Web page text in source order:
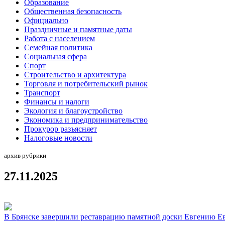
Образование
Общественная безопасность
Официально
Праздничные и памятные даты
Работа с населением
Семейная политика
Социальная сфера
Спорт
Строительство и архитектура
Торговля и потребительский рынок
Транспорт
Финансы и налоги
Экология и благоустройство
Экономика и предпринимательство
Прокурор разъясняет
Налоговые новости
архив рубрики
27.11.2025
В Брянске завершили реставрацию памятной доски Евгению